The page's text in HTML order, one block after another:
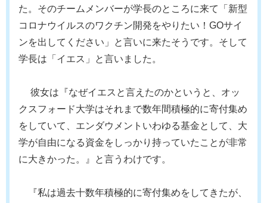
た。そのチームメンバーが学長のところに来て「新型
コロナウイルスのワクチン開発をやりたい！GOサイ
ンを出してください」と言いに来たそうです。そして
学長は「イエス」と言いました。
彼女は『なぜイエスと言えたのかというと、オッ
クスフォード大学はそれまで数年間積極的に寄付集め
をしていて、エンダウメントいわゆる基金として、大
学が自由になる資金をしっかり持っていたことが非常
に大きかった。』と言うわけです。
『私は過去十数年積極的に寄付集めをしてきたが、